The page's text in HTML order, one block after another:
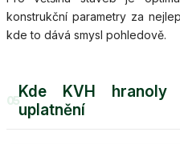
konstrukční parametry za
kde to dává smysl pohledově.
05Kde KVH hranoly
uplatnění